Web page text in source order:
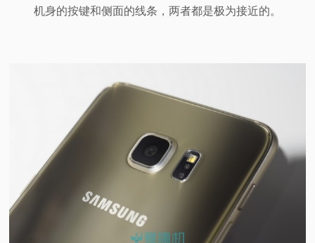
机身的按键和侧面的线条，两者都是极为接近的。